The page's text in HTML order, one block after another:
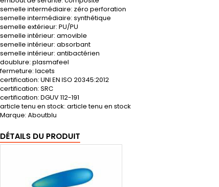
semelle intermédiaire: zéro perforation
semelle intermédiaire: synthétique
semelle extérieur: PU/PU
semelle intérieur: amovible
semelle intérieur: absorbant
semelle intérieur: antibactérien
doublure: plasmafeel
fermeture: lacets
certification: UNI EN ISO 20345:2012
certification: SRC
certification: DGUV 112-191
article tenu en stock: article tenu en stock
Marque: Aboutblu
DÉTAILS DU PRODUIT